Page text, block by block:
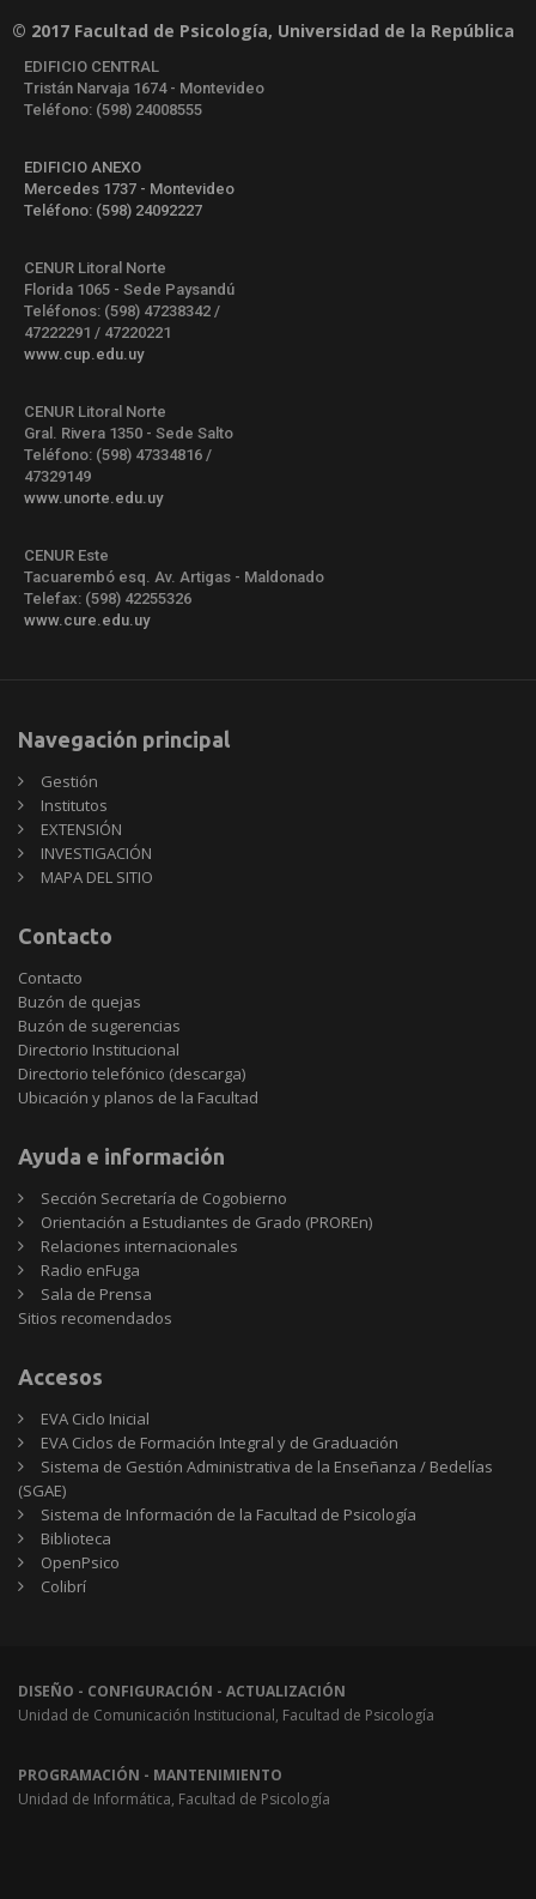
© 2017 Facultad de Psicología, Universidad de la República
EDIFICIO CENTRAL
Tristán Narvaja 1674 - Montevideo
Teléfono: (598) 24008555
EDIFICIO ANEXO
Mercedes 1737 - Montevideo
Teléfono: (598) 24092227
CENUR Litoral Norte
Florida 1065 - Sede Paysandú
Teléfonos: (598) 47238342 /
47222291 / 47220221
www.cup.edu.uy
CENUR Litoral Norte
Gral. Rivera 1350 - Sede Salto
Teléfono: (598) 47334816 /
47329149
www.unorte.edu.uy
CENUR Este
Tacuarembó esq. Av. Artigas - Maldonado
Telefax: (598) 42255326
www.cure.edu.uy
Navegación principal
Gestión
Institutos
EXTENSIÓN
INVESTIGACIÓN
MAPA DEL SITIO
Contacto
Contacto
Buzón de quejas
Buzón de sugerencias
Directorio Institucional
Directorio telefónico (descarga)
Ubicación y planos de la Facultad
Ayuda e información
Sección Secretaría de Cogobierno
Orientación a Estudiantes de Grado (PROREn)
Relaciones internacionales
Radio enFuga
Sala de Prensa
Sitios
Sitios recomendados
Accesos
EVA Ciclo Inicial
EVA Ciclos de Formación Integral y de Graduación
Sistema de Gestión Administrativa de la Enseñanza / Bedelías
(SGAE)
Sistema de Información de la Facultad de Psicología
Biblioteca
OpenPsico
Colibrí
DISEÑO - CONFIGURACIÓN - ACTUALIZACIÓN
Unidad de Comunicación Institucional, Facultad de Psicología
PROGRAMACIÓN - MANTENIMIENTO
Unidad de Informática, Facultad de Psicología